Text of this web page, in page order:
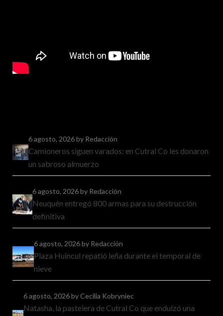
6 agosto, 2026by Redacción
Camioneros siguen varados: en Cutral Co les donaron
un sabroso almuerzo
6 agosto, 2026by Redacción
Neuquén entregó 800 armas para su destrucción
definitiva
6 agosto, 2026by Redacción
Plaza Huincul repatió leña durante el temporal de
nieve
6 agosto, 2026by Cecilia Kobryniec
Natasha, la pastelera de Cutral Co que endulzó una